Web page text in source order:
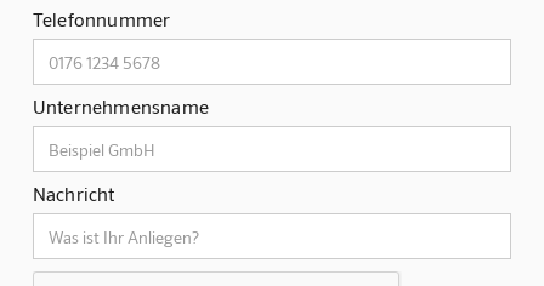
Telefonnummer
Unternehmensname
Nachricht